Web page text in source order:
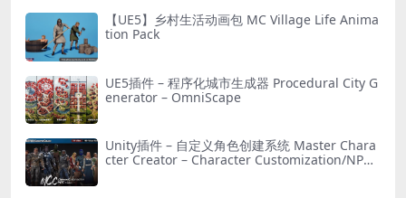
【UE5】乡村生活动画包 MC Village Life Anima
tion Pack
UE5插件 – 程序化城市生成器 Procedural City G
enerator – OmniScape
Unity插件 – 自定义角色创建系统 Master Chara
cter Creator – Character Customization/NPC